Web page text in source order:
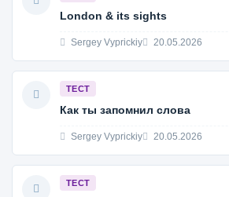
London & its sights
Sergey Vyprickiy 20.05.2026
ТЕСТ
Как ты запомнил слова
Sergey Vyprickiy 20.05.2026
ТЕСТ